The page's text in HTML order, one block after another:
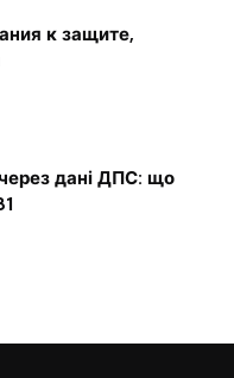
к защите,
дані ДПС: що